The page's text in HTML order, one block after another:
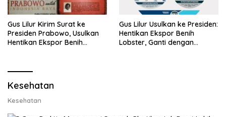
Gus Lilur Kirim Surat ke
Presiden Prabowo, Usulkan
Hentikan Ekspor Benih
Gus Lilur Usulkan ke Presiden:
Hentikan Ekspor Benih
Lobster, Ganti dengan
Kesehatan
Kesehatan